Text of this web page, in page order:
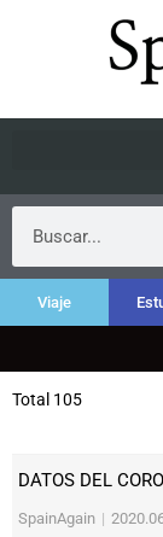
Viaje
Total 105
DATOS DEL
SpainAgain |